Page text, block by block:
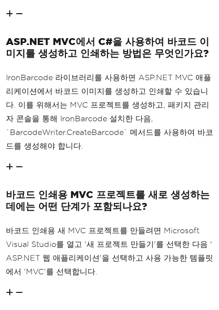
ASP.NET MVC에서 C#을 사용하여 바코드 이
미지를 생성하고 인쇄하는 방법은 무엇인가요?
IronBarcode 라이브러리를 사용하면 ASP.NET MVC 애플
리케이션에서 바코드 이미지를 생성하고 인쇄할 수 있습니
다. 이를 위해서는 MVC 프로젝트를 생성하고, 패키지 관리
자 콘솔을 통해 IronBarcode 설치한 다음,
`BarcodeWriter.CreateBarcode` 메서드를 사용하여 바코
드를 생성해야 합니다.
바코드 인쇄용 MVC 프로젝트를 새로 생성하는
데에는 어떤 단계가 포함되나요?
바코드 인쇄용 새 MVC 프로젝트를 만들려면 Microsoft
Visual Studio를 열고 '새 프로젝트 만들기'를 선택한 다음 '
ASP.NET 웹 애플리케이션'을 선택하고 사용 가능한 템플릿
에서 'MVC'를 선택합니다.